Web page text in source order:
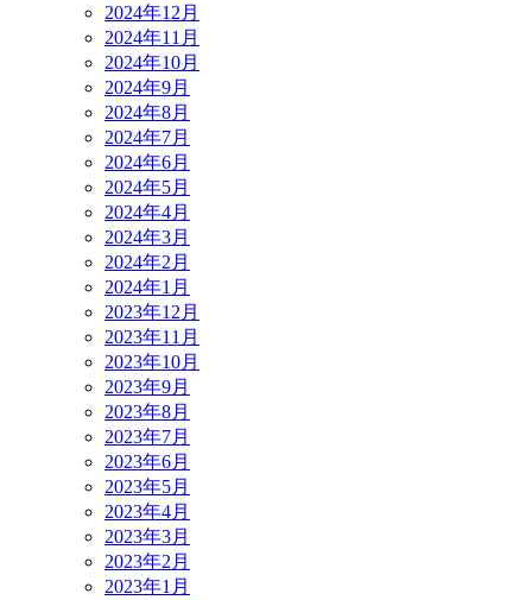
2024年12月
2024年11月
2024年10月
2024年9月
2024年8月
2024年7月
2024年6月
2024年5月
2024年4月
2024年3月
2024年2月
2024年1月
2023年12月
2023年11月
2023年10月
2023年9月
2023年8月
2023年7月
2023年6月
2023年5月
2023年4月
2023年3月
2023年2月
2023年1月